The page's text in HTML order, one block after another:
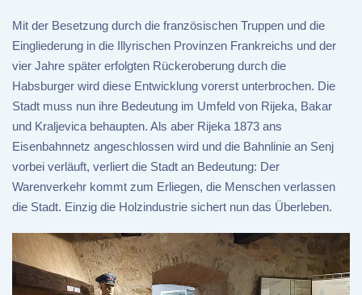
Mit der Besetzung durch die französischen Truppen und die
Eingliederung in die Illyrischen Provinzen Frankreichs und der
vier Jahre später erfolgten Rückeroberung durch die
Habsburger wird diese Entwicklung vorerst unterbrochen. Die
Stadt muss nun ihre Bedeutung im Umfeld von Rijeka, Bakar
und Kraljevica behaupten. Als aber Rijeka 1873 ans
Eisenbahnnetz angeschlossen wird und die Bahnlinie an Senj
vorbei verläuft, verliert die Stadt an Bedeutung: Der
Warenverkehr kommt zum Erliegen, die Menschen verlassen
die Stadt. Einzig die Holzindustrie sichert nun das Überleben.